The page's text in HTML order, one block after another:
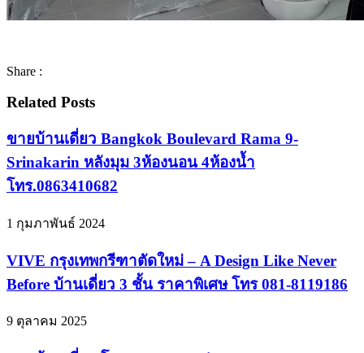
Share :
Related Posts
ขายบ้านเดี่ยว Bangkok Boulevard Rama 9-
Srinakarin หลังมุม 3ห้องนอน 4ห้องน้ำ
โทร.0863410682
1 กุมภาพันธ์ 2024
VIVE กรุงเทพกรีฑาตัดใหม่ – A Design Like Never
Before บ้านเดี่ยว 3 ชั้น ราคาพิเศษ โทร 081-8119186
9 ตุลาคม 2025